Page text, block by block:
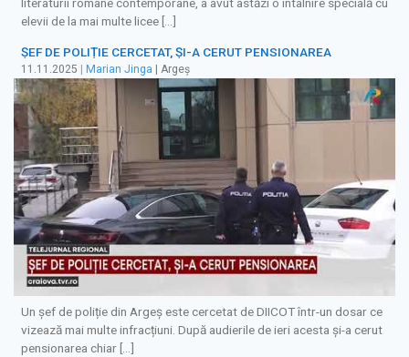
elevii de la mai multe licee […]
ȘEF DE POLIȚIE CERCETAT, ȘI-A CERUT PENSIONAREA
11.11.2025 Marian Jinga | Argeș
Un șef de poliție din Argeș este cercetat de DIICOT într-un dosar ce
vizează mai multe infracțiuni. După audierile de ieri acesta și-a cerut
pensionarea chiar […]